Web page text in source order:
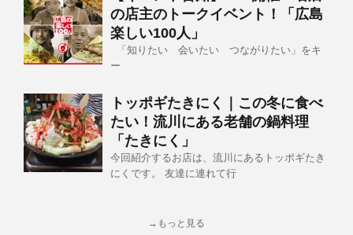
の店主のトークイベント！「広島
楽しい100人」
「知りたい 会いたい つながりたい」をキ
ー
トッポギたきにく｜この冬に食べ
たい！流川にある老舗の鍋料理
「たきにく」
今回紹介するお店は、流川にあるトッポギたき
にくです。 友達に連れて行
→もっと見る